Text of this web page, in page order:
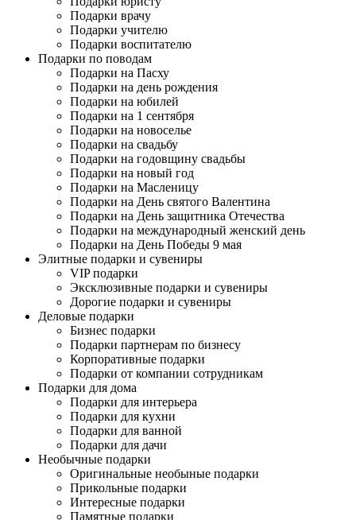
Подарки врачу
Подарки учителю
Подарки воспитателю
Подарки по поводам
Подарки на Пасху
Подарки на день рождения
Подарки на юбилей
Подарки на 1 сентября
Подарки на новоселье
Подарки на свадьбу
Подарки на годовщину свадьбы
Подарки на новый год
Подарки на Масленицу
Подарки на День святого Валентина
Подарки на День защитника Отечества
Подарки на международный женский день
Подарки на День Победы 9 мая
Элитные подарки и сувениры
VIP подарки
Эксклюзивные подарки и сувениры
Дорогие подарки и сувениры
Деловые подарки
Бизнес подарки
Подарки партнерам по бизнесу
Корпоративные подарки
Подарки от компании сотрудникам
Подарки для дома
Подарки для интерьера
Подарки для кухни
Подарки для ванной
Подарки для дачи
Необычные подарки
Оригинальные необыные подарки
Прикольные подарки
Интересные подарки
Памятные подарки